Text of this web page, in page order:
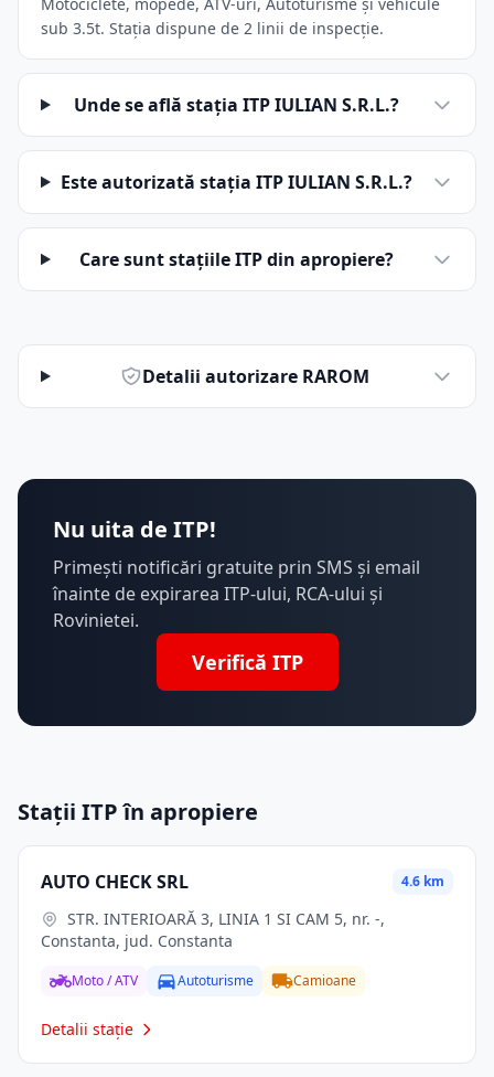
sub 3.5t. Stația dispune de 2 linii de inspecție.
Unde se află stația ITP IULIAN S.R.L.?
Este autorizată stația ITP IULIAN S.R.L.?
Care sunt stațiile ITP din apropiere?
Detalii autorizare RAROM
Nu uita de ITP!
Primești notificări gratuite prin SMS și email
înainte de expirarea ITP-ului, RCA-ului și
Rovinietei.
Verifică ITP
Stații ITP în apropiere
AUTO CHECK SRL 4.6 km
Constanta, jud. Constanta
Moto / ATV Autoturisme Camioane
Detalii stație